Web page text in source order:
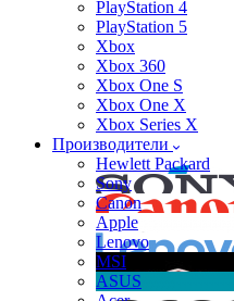
PlayStation 4
PlayStation 5
Xbox
Xbox 360
Xbox One S
Xbox One X
Xbox Series X
Производители
Hewlett Packard
Sony
Canon
Apple
Lenovo
MSI
ASUS